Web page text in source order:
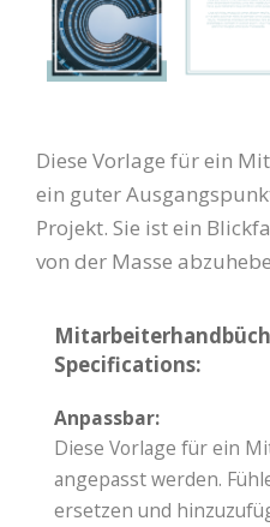
Diese Vorlage für ein
ein guter
Projekt. Sie ist ein
von der Masse
Specifications:
Anpassbar:
Diese Vorlage für ein
angepasst werden.
ersetzen und